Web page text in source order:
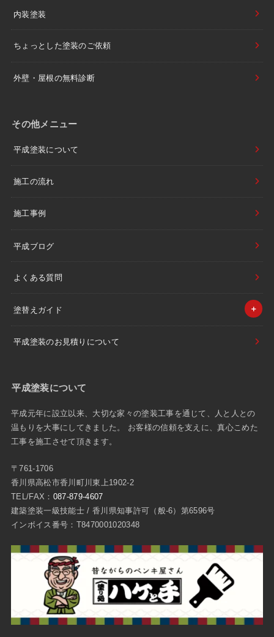
内装塗装
ちょっとした塗装のご依頼
外壁・屋根の無料診断
その他メニュー
平成塗装について
施工の流れ
施工事例
平成ブログ
よくある質問
塗替えガイド
平成塗装のお見積りについて
平成塗装について
平成元年に設立以来、大切な家々の塗装工事を通じて、人と人との
温もりを大事にしてきました。 お客様の信頼を支えに、真心こめた
工事を施工させて頂きます。
〒761-1706
香川県高松市香川町川東上1902-2
TEL/FAX： 087-879-4607
建築塗装一級技能士 / 香川県知事許可（般-6）第6596号
インボイス番号：T8470001020348